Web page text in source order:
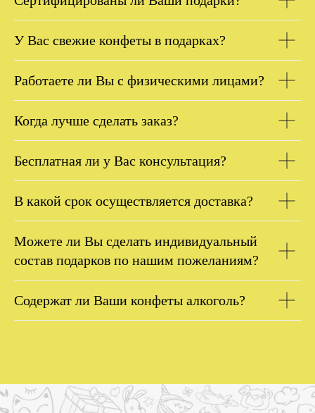
У Вас свежие конфеты в подарках?
Работаете ли Вы с физическими лицами?
Когда лучше сделать заказ?
Бесплатная ли у Вас консультация?
В какой срок осуществляется доставка?
Можете ли Вы сделать индивидуальный
состав подарков по нашим пожеланиям?
Содержат ли Ваши конфеты алкоголь?